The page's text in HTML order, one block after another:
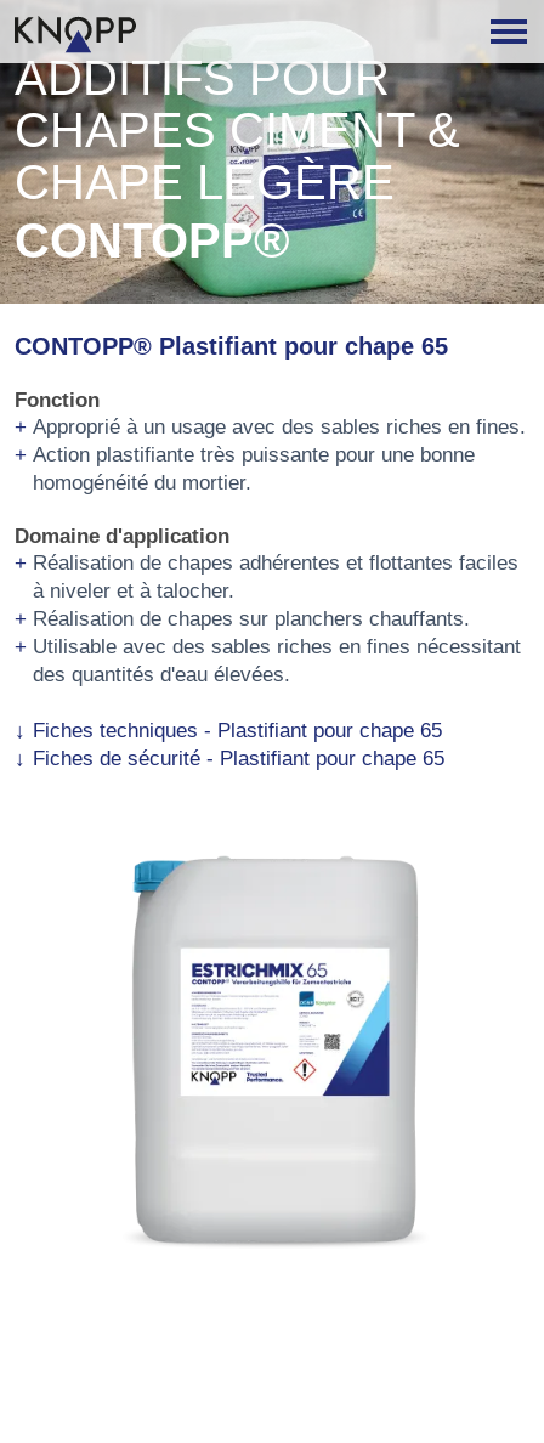
ADDITIFS POUR
CHAPES CIMENT &
CHAPE LÉGÈRE
CONTOPP®
CONTOPP® Plastifiant pour chape 65
Fonction
Approprié à un usage avec des sables riches en fines.
Action plastifiante très puissante pour une bonne
homogénéité du mortier.
Domaine d'application
Réalisation de chapes adhérentes et flottantes faciles
à niveler et à talocher.
Réalisation de chapes sur planchers chauffants.
Utilisable avec des sables riches en fines nécessitant
des quantités d'eau élevées.
Fiches techniques - Plastifiant pour chape 65
Fiches de sécurité - Plastifiant pour chape 65